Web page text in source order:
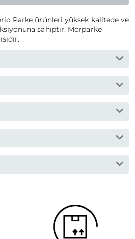
Parke ürünleri yüksek kalitede ve
sahiptir. Morparke